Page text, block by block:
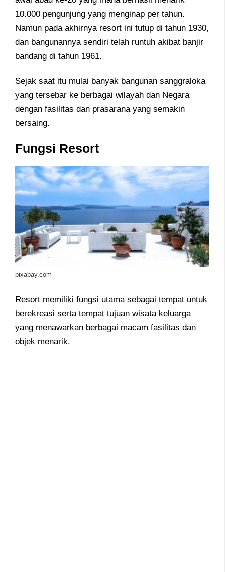
10.000 pengunjung yang menginap per tahun.
Namun pada akhirnya resort ini tutup di tahun 1930,
dan bangunannya sendiri telah runtuh akibat banjir
bandang di tahun 1961.
Sejak saat itu mulai banyak bangunan sanggraloka
yang tersebar ke berbagai wilayah dan Negara
dengan fasilitas dan prasarana yang semakin
bersaing.
Fungsi Resort
pixabay.com
Resort memiliki fungsi utama sebagai tempat untuk
berekreasi serta tempat tujuan wisata keluarga
yang menawarkan berbagai macam fasilitas dan
objek menarik.